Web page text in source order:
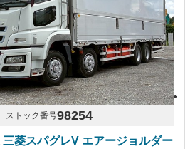
ストック番号98254
菱スパグレV エアージョルダー